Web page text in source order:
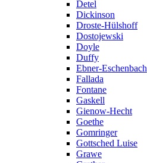
Detel
Dickinson
Droste-Hülshoff
Dostojewski
Doyle
Duffy
Ebner-Eschenbach
Fallada
Fontane
Gaskell
Gienow-Hecht
Goethe
Gomringer
Gottsched Luise
Grawe